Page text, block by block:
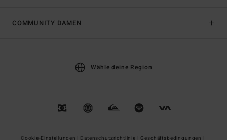
COMMUNITY DAMEN
Wähle deine Region
Cookie-Einstellungen | Datenschutzrichtlinie | Geschäftsbedingungen |